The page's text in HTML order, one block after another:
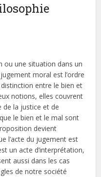
ou une situation dans un
moral est l’ordre
entre le bien et
notions, elles couvrent
de la justice et de
le bien et le mal sont
devient
l’acte du jugement est
un acte d’interprétation,
aussi dans les cas
de notre société